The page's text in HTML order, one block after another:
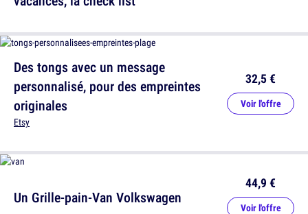
Des tongs avec un message
personnalisé, pour des empreintes
originales
Etsy
32,5 €
Voir l'offre
Un Grille-pain-Van Volkswagen
44,9 €
Voir l'offre